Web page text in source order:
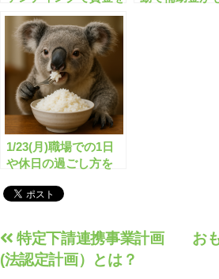
調達すれば、補助金が
もらえる？
1/23(月)職場での1日
や休日の過ごし方を
よう！
投
稿
お
特定下請連携事業計画
(法認定計画）とは？